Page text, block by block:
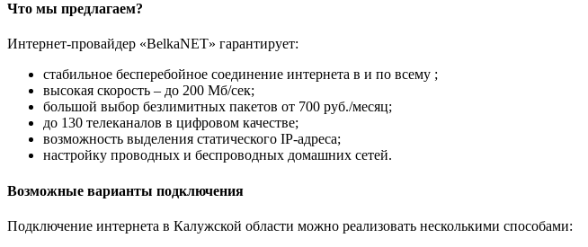
Что мы предлагаем?
Интернет-провайдер «BelkaNET» гарантирует:
стабильное бесперебойное соединение интернета в и по всему ;
высокая скорость – до 200 Мб/сек;
большой выбор безлимитных пакетов от 700 руб./месяц;
до 130 телеканалов в цифровом качестве;
возможность выделения статического IP-адреса;
настройку проводных и беспроводных домашних сетей.
Возможные варианты подключения
Подключение интернета в Калужской области можно реализовать несколькими способами: